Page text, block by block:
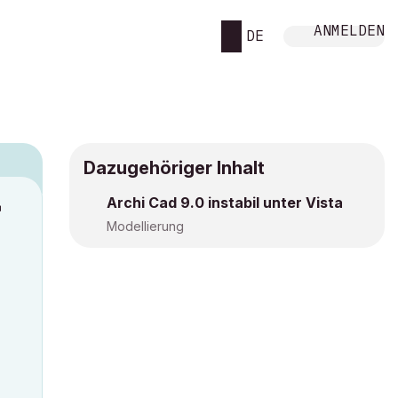
DE ANMELDEN
Dazugehöriger Inhalt
Archi Cad 9.0 instabil unter Vista
Modellierung